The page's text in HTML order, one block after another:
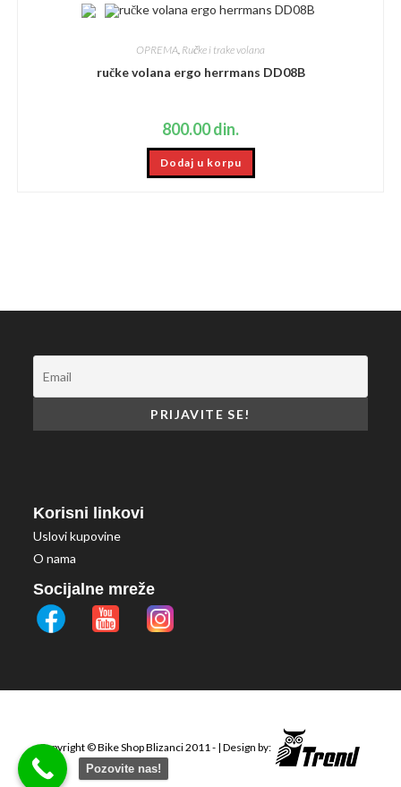
OPREMA Ručke i trake volana
ručke volana ergo herrmans DD08B
800.00din.
Dodaj u korpu
Korisni linkovi
Uslovi kupovine
O nama
Socijalne mreže
Copyright ©Bike Shop Blizanci2011 - | Design by:
Pozovite nas!